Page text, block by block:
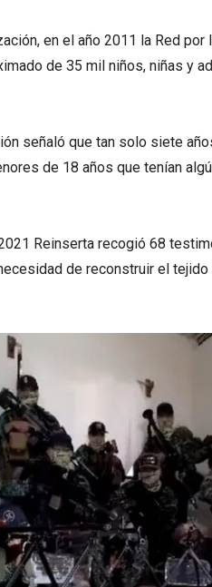
en el año 2011 la Red
de 35 mil niños, niñas y
señaló que tan solo siete
de 18 años que tenían
Reinserta recogió 68
de reconstruir el